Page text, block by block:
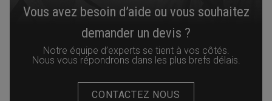
Vous avez besoin d’aide ou vous souhaitez
demander un devis ?
Notre équipe d’experts se tient à vos côtés.
Nous vous répondrons dans les plus brefs délais.
CONTACTEZ NOUS